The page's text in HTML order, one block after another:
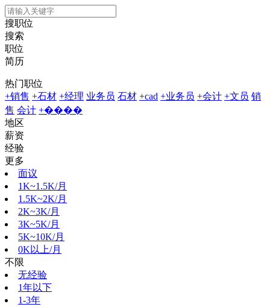
搜职位
搜索
职位
简历
热门职位
+销售 +石材 +经理 业务员 石材 +cad +业务员 +会计 +文员 销
售 会计 +����
地区
薪资
经验
更多
面议
1K~1.5K/月
1.5K~2K/月
2K~3K/月
3K~5K/月
5K~10K/月
0K以上/月
不限
无经验
1年以下
1-3年